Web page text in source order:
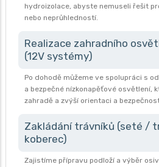
hydroizolace, abyste nemuseli řešit
nebo neprůhledností.
Realizace zahradního
(12V systémy)
Po dohodě můžeme ve spolupráci s
a bezpečné nízkonapěťové osvětlení,
zahradě a zvýší orientaci a
Zakládání trávníků (seté /
koberec)
Zajistíme přípravu podloží a výběr